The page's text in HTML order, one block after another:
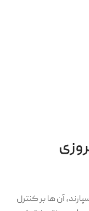
آن ها بر کنترل